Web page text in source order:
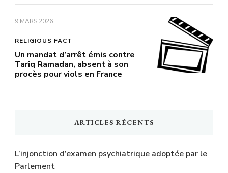
9 MARS 2026
RELIGIOUS FACT
Un mandat d’arrêt émis contre
Tariq Ramadan, absent à son
procès pour viols en France
ARTICLES RÉCENTS
L’injonction d’examen psychiatrique adoptée par le
Parlement